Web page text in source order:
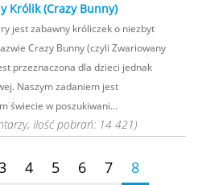
Królik (Crazy Bunny)
jest zabawny króliczek o niezbyt
Crazy Bunny (czyli Zwariowany
przeznaczona dla dzieci jednak
Naszym zadaniem jest
świecie w poszukiwani...
ilość pobrań: 14 421)
4 5 6 7 8